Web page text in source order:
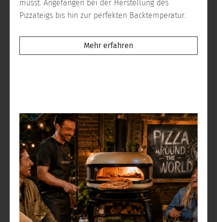
musst. Angefangen bei der Herstellung des
Pizzateigs bis hin zur perfekten Backtemperatur.
Mehr erfahren